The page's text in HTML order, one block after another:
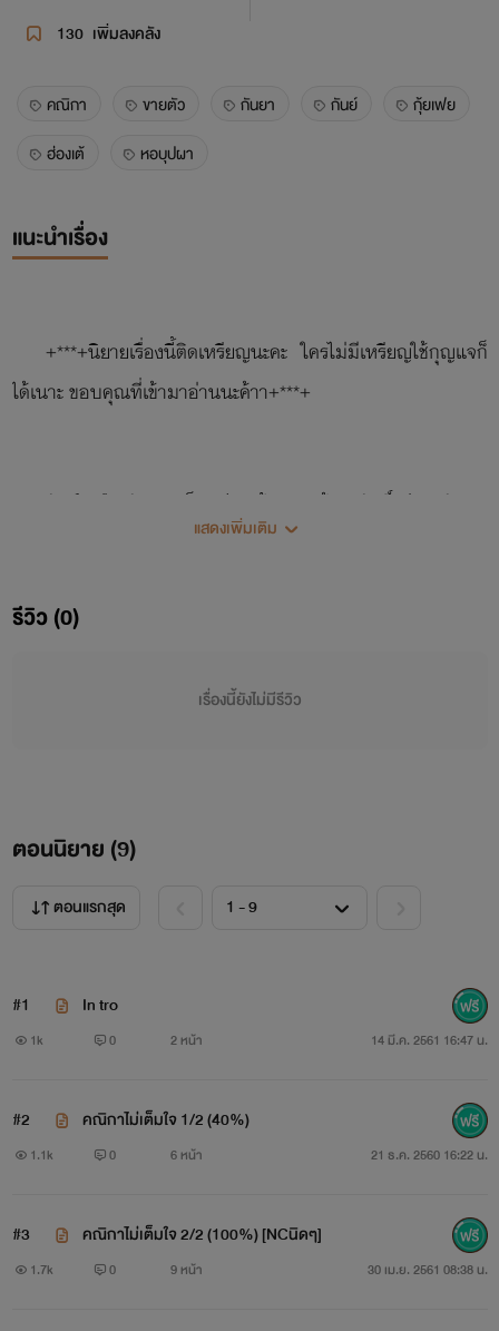
130 เพิ่มลงคลัง
คณิกา ขายตัว กันยา กันย์
กุ้ยเฟย
ฮ่องเต้
หอบุปผา
แนะนำเรื่อง
+***+นิยายเรื่องนี้ติดเหรียญนะคะ ใครไม่มีเหรียญใช้กุญแจก็
ได้เนาะ ขอบคุณที่เข้ามาอ่านนะค้าา+***+
กันย์ หรือ กันยา เด็กหนุ่มหน้าหวานผู้ขายศักดิ์ศรีของตัวเอง
แลกกับเงินตรา เพื่อจุนเจือครอบครัวตามคำสั่งของผู้เป็นแม่
เคยฝันถึงสวรรค์ในนิทาน ทั้งๆที่คิดว่าที่ๆจะต้องไปคือนรก แต่เขา
เป็นที่เกลียดชังของเหล่าฮองเฮาและชายาอื่นๆ ที่สำคัญคือ
คำเตือน!!!!
กว่า18ปีไม่ควรอ่าน และผู้ที่ไม่ชอบกรุณาปิดทันที
- นิยายเรื่องนี้ติดเหรียญ(ซื้อแพ็คลด15%)
- นิยายเรื่องนี้ไม่มีเมจ เนื่องจากนักเขียนง่อยในเรื่องนี้มากๆ
จะจินตนาการอย่างไร เอาที่ชอบเลยค่ะ^0^
ให้!!! ลอก เลียนแบบ แก้ไข ดัดแปลง ทำซ้ำ หรือเผยแพร่ ในรูป
แบบใดๆก็ตามโดยไม่ได้รับอนุญาตเป็นลายลักษณ์อักษร หาก
แสดงเพิ่มเติม
รีวิว (0)
เรื่องนี้ยังไม่มีรีวิว
ตอนนิยาย (9)
ตอนแรกสุด
#1 In tro
1k 0 2 หน้า 14 มี.ค. 2561 16:47 น.
#2 คณิกาไม่เต็มใจ 1/2 (40%)
1.1k 0 6 หน้า 21 ธ.ค. 2560 16:22 น.
#3 คณิกาไม่เต็มใจ 2/2 (100%) [NCนิดๆ]
1.7k 0 9 หน้า 30 เม.ย. 2561 08:38 น.